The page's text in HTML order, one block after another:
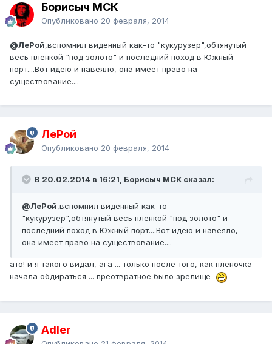
Борисыч МСК
Опубликовано 20 февраля, 2014
@ЛеРой,вспомнил виденный как-то "кукурузер",обтянутый
весь плёнкой "под золото" и последний поход в Южный
порт....Вот идею и навеяло, она имеет право на
существование....
ЛеРой
Опубликовано 20 февраля, 2014
В 20.02.2014 в 16:21, Борисыч МСК сказал:
@ЛеРой,вспомнил виденный как-то
"кукурузер",обтянутый весь плёнкой "под золото" и
последний поход в Южный порт....Вот идею и навеяло,
она имеет право на существование....
ато! и я такого видал, ага ... только после того, как пленочка
начала обдираться ... преотвратное было зрелище
Adler